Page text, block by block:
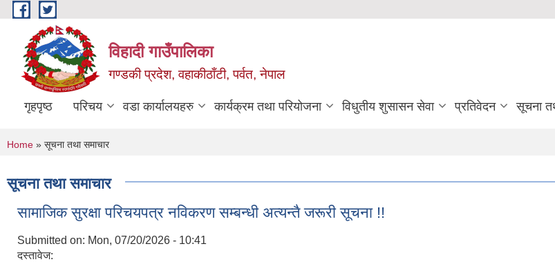
Skip to main content
विहादी गाउँपालिका
गण्डकी प्रदेश, वहाकीठाँटी, पर्वत, नेपाल
गृहपृष्ठ परिचय वडा कार्यालयहरु कार्यक्रम तथा परियोजना विधुतीय शुसासन सेवा प्रतिवेदन सूचना
You are here
Home » सूचना तथा समाचार
सूचना तथा समाचार
सामाजिक सुरक्षा परिचयपत्र नविकरण सम्बन्धी अत्यन्तै जरूरी सूचना !!
Submitted on: Mon, 07/20/2026 - 10:41
दस्तावेज: